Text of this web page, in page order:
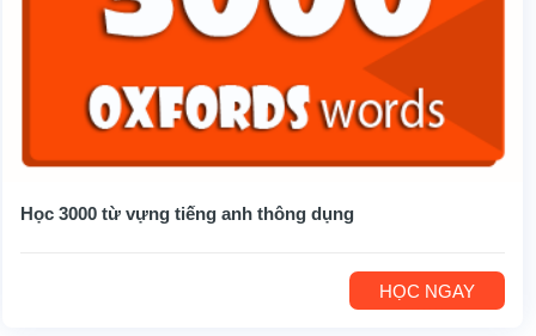
Học 3000 từ vựng tiếng anh thông dụng
HỌC NGAY